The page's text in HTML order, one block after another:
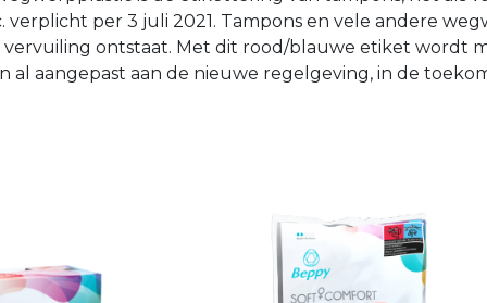
verplicht per 3 juli 2021. Tampons en vele andere
ontstaat. Met dit rood/blauwe etiket wordt
aangepast aan de nieuwe regelgeving, in de